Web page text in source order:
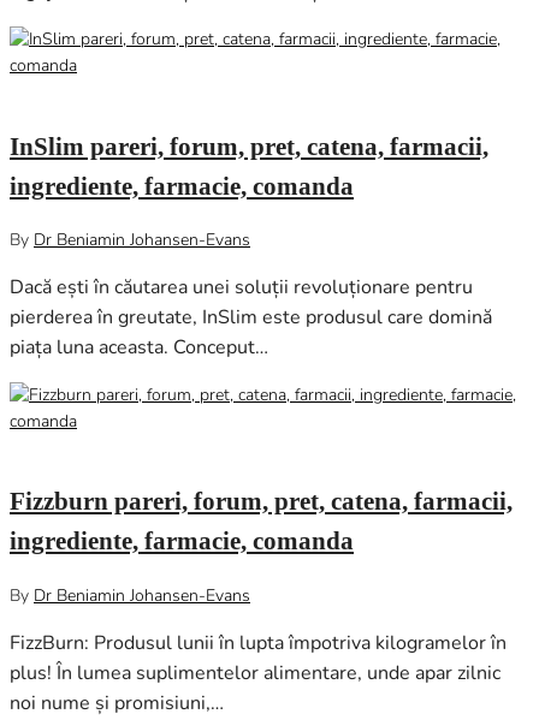
InSlim pareri, forum, pret, catena, farmacii,
ingrediente, farmacie, comanda
By Dr Beniamin Johansen-Evans
Dacă ești în căutarea unei soluții revoluționare pentru
pierderea în greutate, InSlim este produsul care domină
piața luna aceasta. Conceput…
Fizzburn pareri, forum, pret, catena, farmacii,
ingrediente, farmacie, comanda
By Dr Beniamin Johansen-Evans
FizzBurn: Produsul lunii în lupta împotriva kilogramelor în
plus! În lumea suplimentelor alimentare, unde apar zilnic
noi nume și promisiuni,…